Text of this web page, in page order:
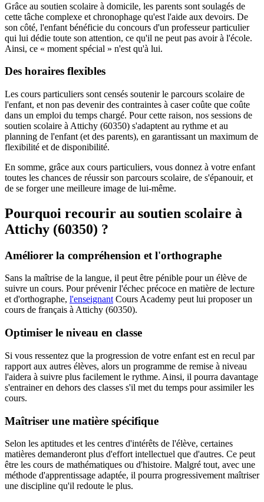
Grâce au soutien scolaire à domicile, les parents sont soulagés de
cette tâche complexe et chronophage qu'est l'aide aux devoirs. De
son côté, l'enfant bénéficie du concours d'un professeur particulier
qui lui dédie toute son attention, ce qu'il ne peut pas avoir à l'école.
Ainsi, ce « moment spécial » n'est qu'à lui.
Des horaires flexibles
Les cours particuliers sont censés soutenir le parcours scolaire de
l'enfant, et non pas devenir des contraintes à caser coûte que coûte
dans un emploi du temps chargé. Pour cette raison, nos sessions de
soutien scolaire à Attichy (60350) s'adaptent au rythme et au
planning de l'enfant (et des parents), en garantissant un maximum de
flexibilité et de disponibilité.
En somme, grâce aux cours particuliers, vous donnez à votre enfant
toutes les chances de réussir son parcours scolaire, de s'épanouir, et
de se forger une meilleure image de lui-même.
Pourquoi recourir au soutien scolaire à
Attichy (60350) ?
Améliorer la compréhension et l'orthographe
Sans la maîtrise de la langue, il peut être pénible pour un élève de
suivre un cours. Pour prévenir l'échec précoce en matière de lecture
et d'orthographe, l'enseignantCours Academy peut lui proposer un
cours de français à Attichy (60350).
Optimiser le niveau en classe
Si vous ressentez que la progression de votre enfant est en recul par
rapport aux autres élèves, alors un programme de remise à niveau
l'aidera à suivre plus facilement le rythme. Ainsi, il pourra davantage
s'entrainer en dehors des classes s'il met du temps pour assimiler les
cours.
Maîtriser une matière spécifique
Selon les aptitudes et les centres d'intérêts de l'élève, certaines
matières demanderont plus d'effort intellectuel que d'autres. Ce peut
être les cours de mathématiques ou d'histoire. Malgré tout, avec une
méthode d'apprentissage adaptée, il pourra progressivement maîtriser
une discipline qu'il redoute le plus.